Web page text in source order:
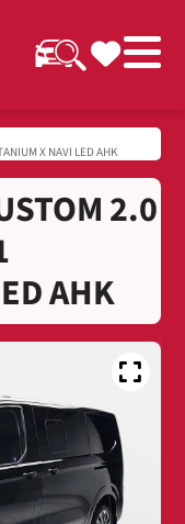
X NAVI LED AHK
2.0
AHK